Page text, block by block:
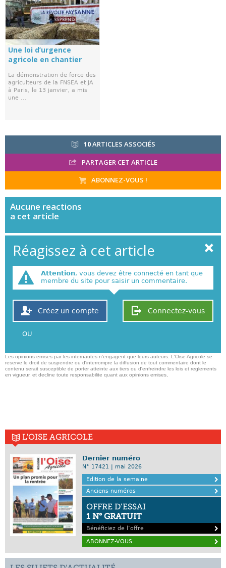
Une loi d’urgence
agricole en chantier
La démonstration de force des
agriculteurs de la FNSEA et JA
à Paris, le 13 janvier, a mis
une ...
10ARTICLES ASSOCIÉS
PARTAGER CET ARTICLE
ABONNEZ-VOUS !
Aucune reactions
a cet article
Réagissez à cet article
Attention, vous devez être connecté en tant que
membre du site pour saisir un commentaire.
Connectez-vous
Créez un compte
OU
Les opinions emises par les internautes n'engagent que leurs auteurs. L'Oise Agricole se
reserve le droit de suspendre ou d'interrompre la diffusion de tout commentaire dont le
contenu serait susceptible de porter atteinte aux tiers ou d'enfreindre les lois et reglements
en vigueur, et decline toute responsabilite quant aux opinions emises,
L'OISE AGRICOLE
Dernier numéro
N° 17421 | mai 2026
Edition de la semaine
Anciens numéros
OFFRE D’ESSAI
1 N° GRATUIT
Bénéficiez de l’offre
ABONNEZ-VOUS